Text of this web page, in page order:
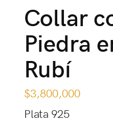
Collar
Piedra
Rubí
$3,800,000
Plata 925